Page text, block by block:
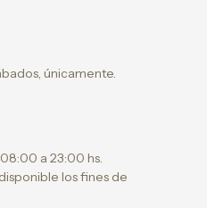
únicamente.
a 23:00 hs.
los fines de